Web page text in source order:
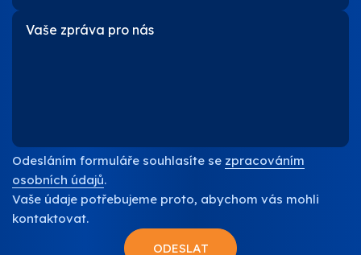
Odesláním formuláře souhlasíte se zpracováním
osobních údajů.
Vaše údaje potřebujeme proto, abychom vás mohli
kontaktovat.